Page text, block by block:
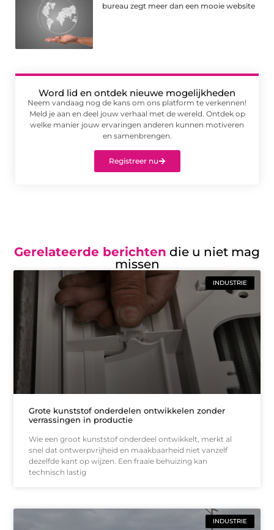
bureau zegt meer dan een mooie website
Word lid en ontdek nieuwe mogelijkheden
Neem vandaag nog de kans om ons platform te verkennen!
Meld je aan en deel jouw verhaal met de wereld. Ontdek op
welke manier jouw ervaringen anderen kunnen motiveren
en samenbrengen.
Registreer nu
Gerelateerde berichten die u niet mag
missen
INDUSTRIE
Grote kunststof onderdelen ontwikkelen zonder
verrassingen in productie
Wie een groot kunststof onderdeel ontwikkelt, merkt al
snel dat ontwerpvrijheid en maakbaarheid niet vanzelf
dezelfde kant op wijzen. Een fraaie behuizing kan
technisch lastig
INDUSTRIE